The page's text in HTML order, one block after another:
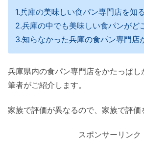
1.兵庫の美味しい食パン専門店を知
2.兵庫の中でも美味しい食パンがど
3.知らなかった兵庫の食パン専門店
兵庫県内の食パン専門店をかたっぱし
筆者がご紹介します。
家族で評価が異なるので、家族で評価
スポンサーリンク